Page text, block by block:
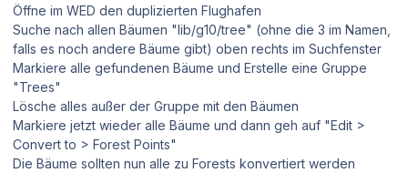
Öffne im WED den duplizierten Flughafen
Suche nach allen Bäumen "lib/g10/tree" (ohne die 3 im Namen,
falls es noch andere Bäume gibt) oben rechts im Suchfenster
Markiere alle gefundenen Bäume und Erstelle eine Gruppe
"Trees"
Lösche alles außer der Gruppe mit den Bäumen
Markiere jetzt wieder alle Bäume und dann geh auf "Edit >
Convert to > Forest Points"
Die Bäume sollten nun alle zu Forests konvertiert werden